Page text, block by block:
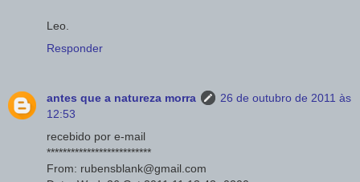
Leo.
Responder
antes que a natureza morra
26 de outubro de 2011 às
12:53
recebido por e-mail
**************************
From: rubensblank@gmail.com